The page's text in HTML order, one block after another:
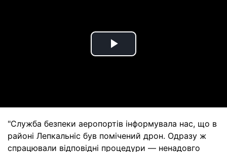
Play
"Служба безпеки аеропортів інформувала нас, що в
районі Лепкальніс був помічений дрон. Одразу ж
спрацювали відповідні процедури — ненадовго